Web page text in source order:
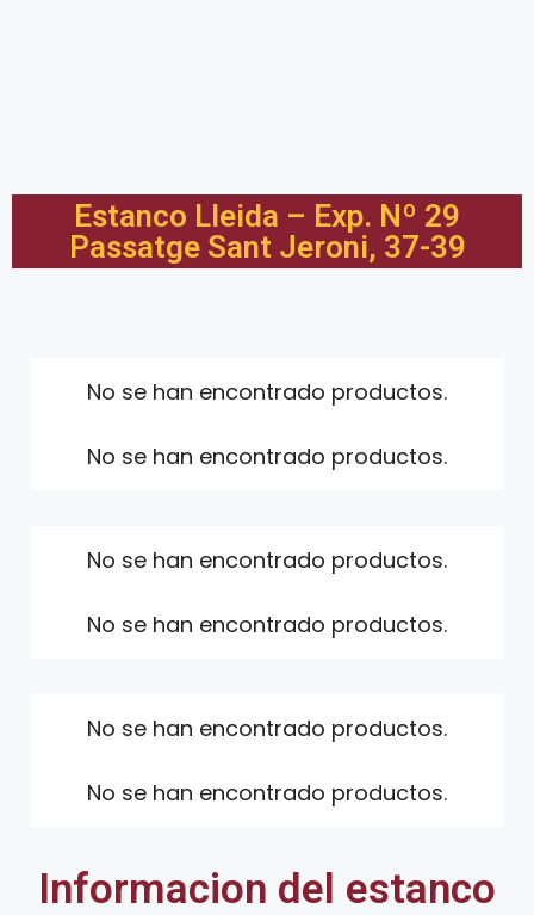
Estanco Lleida – Exp. Nº 29
Passatge Sant Jeroni, 37-39
No se han encontrado productos.
No se han encontrado productos.
No se han encontrado productos.
No se han encontrado productos.
No se han encontrado productos.
No se han encontrado productos.
Informacion del estanco